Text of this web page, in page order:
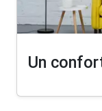
Un